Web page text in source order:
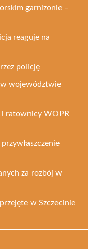
garnizonie –
reaguje na
policję
w województwie
i ratownicy WOPR
za rozbój w
w Szczecinie